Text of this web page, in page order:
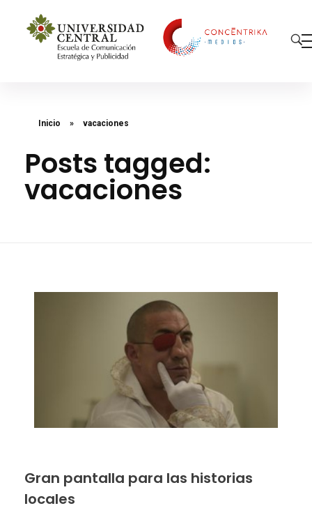
Inicio » vacaciones
Posts tagged:
vacaciones
Gran pantalla para las historias
locales